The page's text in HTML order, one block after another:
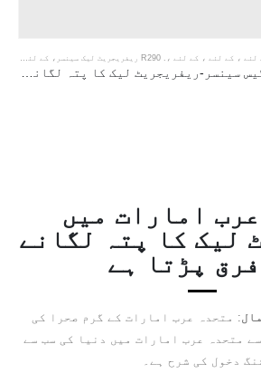
لئے ، کے لئے ، کے لئے ،. R290 ریفریجریٹ لیک سینسر ، کے لئے ، کے لئے ، کے لئے ،.
MP511D ریفریجریٹ گیس سینسر-ریفریجریٹ لیک کا پتہ لگانے کے لئے سیمیکمڈکٹر پر مبنی سینسر
امارات میں
لیک کا پتہ لگانے
پڑتا ہے
: متحدہ عرب امارات کے گرم صحرا کی
متحدہ عرب امارات میں دنیا کی سب سے
دخول کی شرح ہے۔